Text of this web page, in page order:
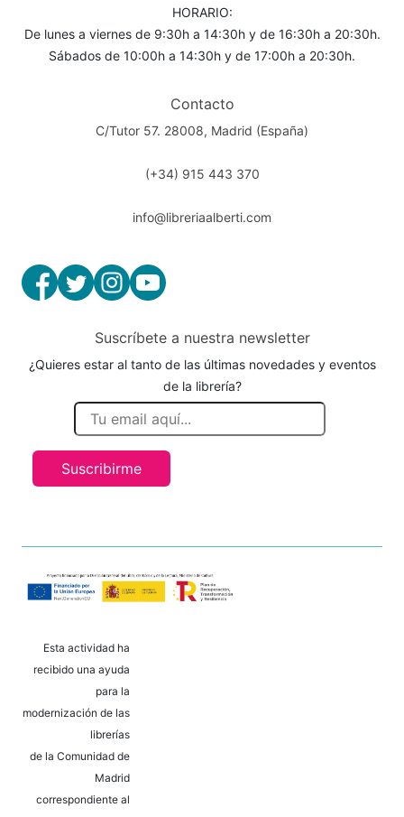
HORARIO:
De lunes a viernes de 9:30h a 14:30h y de 16:30h a 20:30h.
Sábados de 10:00h a 14:30h y de 17:00h a 20:30h.
Contacto
C/Tutor 57. 28008, Madrid (España)
(+34) 915 443 370
info@libreriaalberti.com
Suscríbete a nuestra newsletter
¿Quieres estar al tanto de las últimas novedades y eventos
de la librería?
Suscribirme
Esta actividad ha
recibido una ayuda
para la
modernización de las
librerías
de la Comunidad de
Madrid
correspondiente al